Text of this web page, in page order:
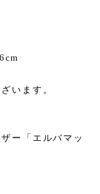
います。
ー「エルバマッ